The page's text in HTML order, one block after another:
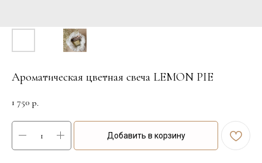
Ароматическая цветная свеча LEMON PIE
1 750 р.
Добавить в корзину